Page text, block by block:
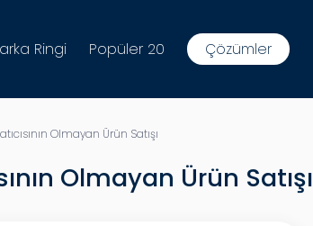
Ringi Popüler 20 Çözümler
Olmayan Ürün Satışı
Olmayan Ürün Satışı